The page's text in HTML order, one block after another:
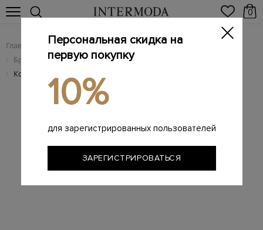
0
Главная Мужчинам / Брендовая мужская обувь
/ Брендовые мужские ботинки
/ Кожаные ботинки-топсайдеры на подкладке из меха
Персональная скидка на
первую покупку
10%
для зарегистрированных пользователей
ЗАРЕГИСТРИРОВАТЬСЯ